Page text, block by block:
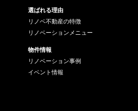
選ばれる理由
リノベ不動産の特徴
リノベーションメニュー
物件情報
リノベーション事例
イベント情報